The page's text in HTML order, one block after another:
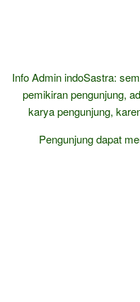
Info Admin indoSastra:
pemikiran pengunjung,
karya pengunjung,
Pengunjung dapat